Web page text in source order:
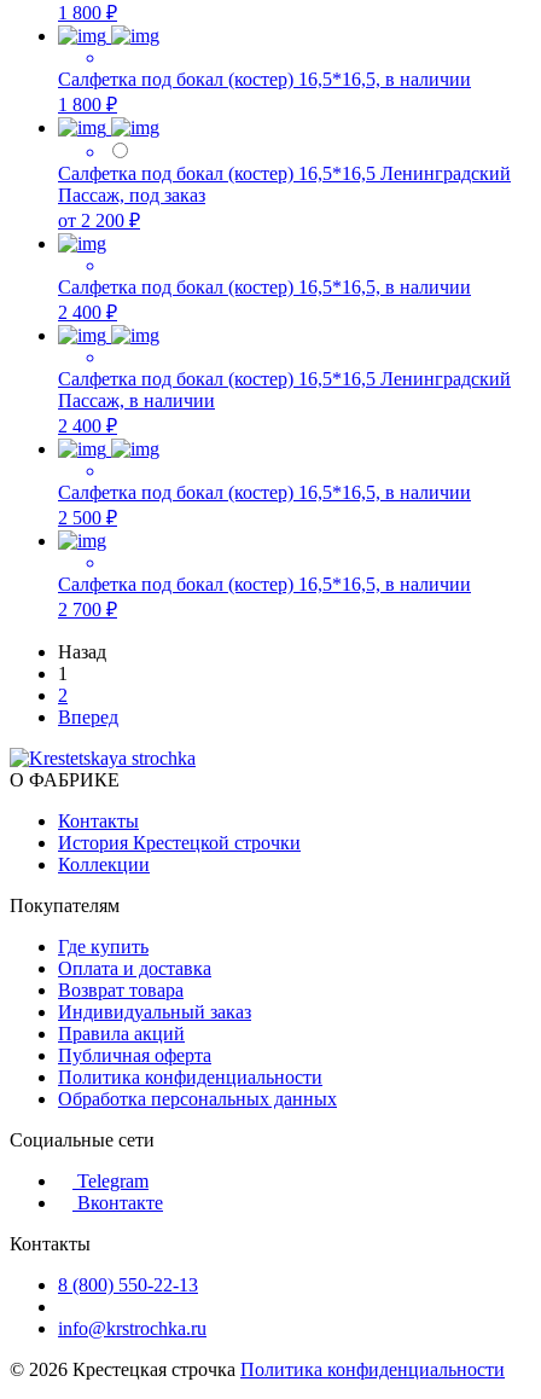
1 800 ₽
Салфетка под бокал (костер) 16,5*16,5, в наличии
1 800 ₽
Салфетка под бокал (костер) 16,5*16,5 Ленинградский
Пассаж, под заказ
от 2 200 ₽
Салфетка под бокал (костер) 16,5*16,5, в наличии
2 400 ₽
Салфетка под бокал (костер) 16,5*16,5 Ленинградский
Пассаж, в наличии
2 400 ₽
Салфетка под бокал (костер) 16,5*16,5, в наличии
2 500 ₽
Салфетка под бокал (костер) 16,5*16,5, в наличии
2 700 ₽
Назад
1
2
Вперед
О ФАБРИКЕ
Контакты
История Крестецкой строчки
Коллекции
Покупателям
Где купить
Оплата и доставка
Возврат товара
Индивидуальный заказ
Правила акций
Публичная оферта
Политика конфиденциальности
Обработка персональных данных
Социальные сети
Telegram
Вконтакте
Контакты
8 (800) 550-22-13
info@krstrochka.ru
© 2026 Крестецкая строчка Политика конфиденциальности